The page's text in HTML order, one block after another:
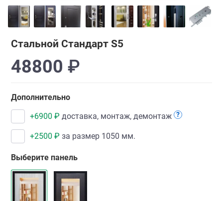
Стальной Стандарт S5
48800 ₽
Дополнительно
+6900 ₽ доставка, монтаж, демонтаж ?
+2500 ₽ за размер 1050 мм.
Выберите панель